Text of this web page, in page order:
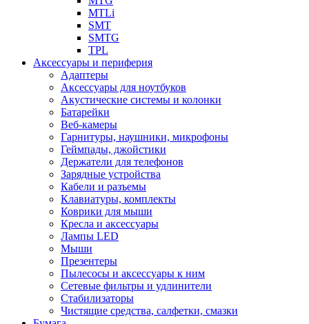
MTLi
SMT
SMTG
TPL
Аксессуары и периферия
Адаптеры
Аксессуары для ноутбуков
Акустические системы и колонки
Батарейки
Веб-камеры
Гарнитуры, наушники, микрофоны
Геймпады, джойстики
Держатели для телефонов
Зарядные устройства
Кабели и разъемы
Клавиатуры, комплекты
Коврики для мыши
Кресла и аксессуары
Лампы LED
Мыши
Презентеры
Пылесосы и аксессуары к ним
Сетевые фильтры и удлинители
Стабилизаторы
Чистящие средства, салфетки, смазки